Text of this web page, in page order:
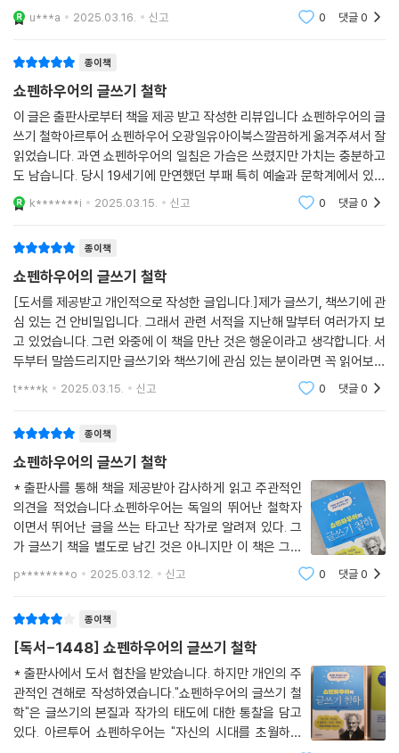
록＞에 실린 내용을 중심으로 구성되었으며, 다양한 주제 중에서도 글쓰
기에 대한 이야기가
u***a 2025.03.16. 신고 0 댓글0
종이책
쇼펜하우어의 글쓰기 철학
이 글은 출판사로부터 책을 제공 받고 작성한 리뷰입니다 쇼펜하우어의 글
쓰기 철학아르투어 쇼펜하우어 오광일유아이북스깔끔하게 옮겨주셔서 잘
읽었습니다. 과연 쇼펜하우어의 일침은 가슴은 쓰렸지만 가치는 충분하고
도 남습니다. 당시 19세기에 만연했던 부패 특히 예술과 문학계에서 있었
다고 하듯이 오늘날까지 변함없이 부패함은 이어져 있습니다. 그래서 더
공감이 갑니다.아울
k*******i 2025.03.15. 신고 0 댓글0
종이책
쇼펜하우어의 글쓰기 철학
[도서를 제공받고 개인적으로 작성한 글입니다.]제가 글쓰기, 책쓰기에 관
심 있는 건 안비밀입니다. 그래서 관련 서적을 지난해 말부터 여러가지 보
고 있었습니다. 그런 와중에 이 책을 만난 것은 행운이라고 생각합니다. 서
두부터 말씀드리지만 글쓰기와 책쓰기에 관심 있는 분이라면 꼭 읽어보시
라고 추천드립니다. 이 책은 글쓰기의 기술적인 방법론을 얘기하기 보다
t****k 2025.03.15. 신고 0 댓글0
종이책
쇼펜하우어의 글쓰기 철학
* 출판사를 통해 책을 제공받아 감사하게 읽고 주관적인
의견을 적었습니다.쇼펜하우어는 독일의 뛰어난 철학자
이면서 뛰어난 글을 쓰는 타고난 작가로 알려져 있다. 그
가 글쓰기 책을 별도로 남긴 것은 아니지만 이 책은 그가
생전에 남긴 ＜소품과 부록＞에 실린 내용 중에 글쓰기와
관련된 내용을 모아 출간된 것이다. 어렵지 않으면서 핵심
p********o 2025.03.12. 신고 0 댓글0
종이책
[독서-1448] 쇼펜하우어의 글쓰기 철학
* 출판사에서 도서 협찬을 받았습니다. 하지만 개인의 주
관적인 견해로 작성하였습니다."쇼펜하우어의 글쓰기 철
학"은 글쓰기의 본질과 작가의 태도에 대한 통찰을 담고
있다. 아르투어 쇼펜하우어는 "자신의 시대를 초월하는